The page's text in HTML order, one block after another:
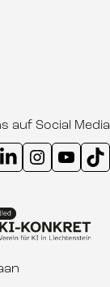
auf Social Media
Instagram Kanal digicube
Youtube Kanal